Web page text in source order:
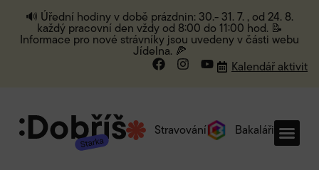
🔊 Úřední hodiny v době prázdnin: 30.- 31. 7. , od 24. 8.
každý pracovní den vždy od 8:00 do 11:00 hod. 📝
Informace pro nové strávníky jsou uvedeny v části webu
Jídelna. 🍕
Kalendář aktivit
Stravování Bakaláři